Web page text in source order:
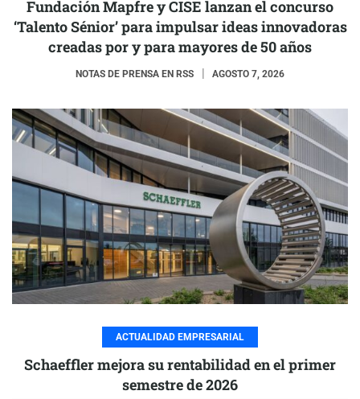
Fundación Mapfre y CISE lanzan el concurso
‘Talento Sénior’ para impulsar ideas innovadoras
creadas por y para mayores de 50 años
NOTAS DE PRENSA EN RSS AGOSTO 7, 2026
ACTUALIDAD EMPRESARIAL
Schaeffler mejora su rentabilidad en el primer
semestre de 2026